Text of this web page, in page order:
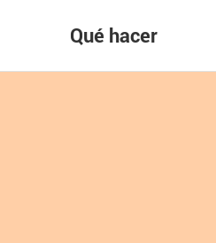
Qué hacer